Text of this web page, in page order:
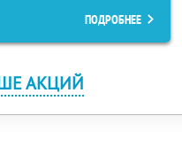
ПОДРОБНЕЕ
АКЦИЙ